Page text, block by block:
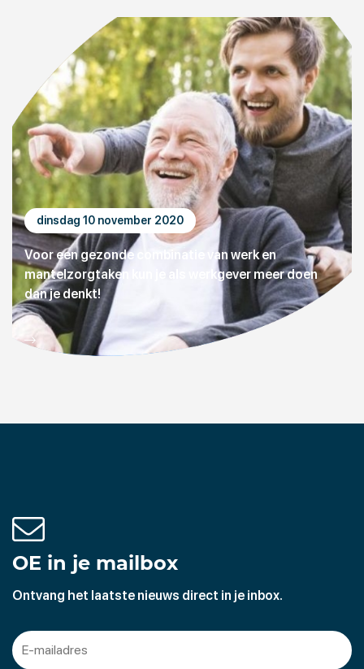
dinsdag 10 november 2020
Voor een gezonde combinatie van werk en
mantelzorgtaken kun je als werkgever meer doen
dan je denkt!
OE in je mailbox
Ontvang het laatste nieuws direct in je inbox.